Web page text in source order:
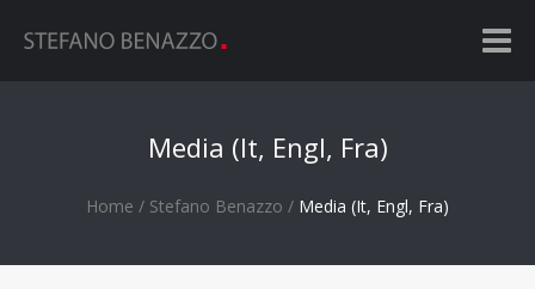
Media (It, Engl, Fra)
Home Stefano Benazzo Media (It, Engl, Fra)